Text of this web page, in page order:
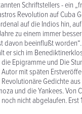
Schriftstellers - ein
Revolution auf Cuba
auf die Indios hin,
zu einem immer
davon beeinflußt
er sich im
Epigramme und Die
mit späten
Gedichte
und die Yankees. Von
nicht abgelaufen.